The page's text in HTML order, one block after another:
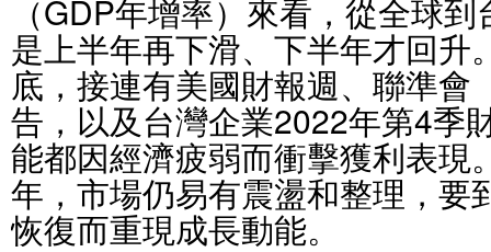
（GDP年增率）來看，從全球
是上半年再下滑、下半年才回升
底，接連有美國財報週、聯準會
告，以及台灣企業2022年第4季
能都因經濟疲弱而衝擊獲利表現
年，市場仍易有震盪和整理，要
恢復而重現成長動能。